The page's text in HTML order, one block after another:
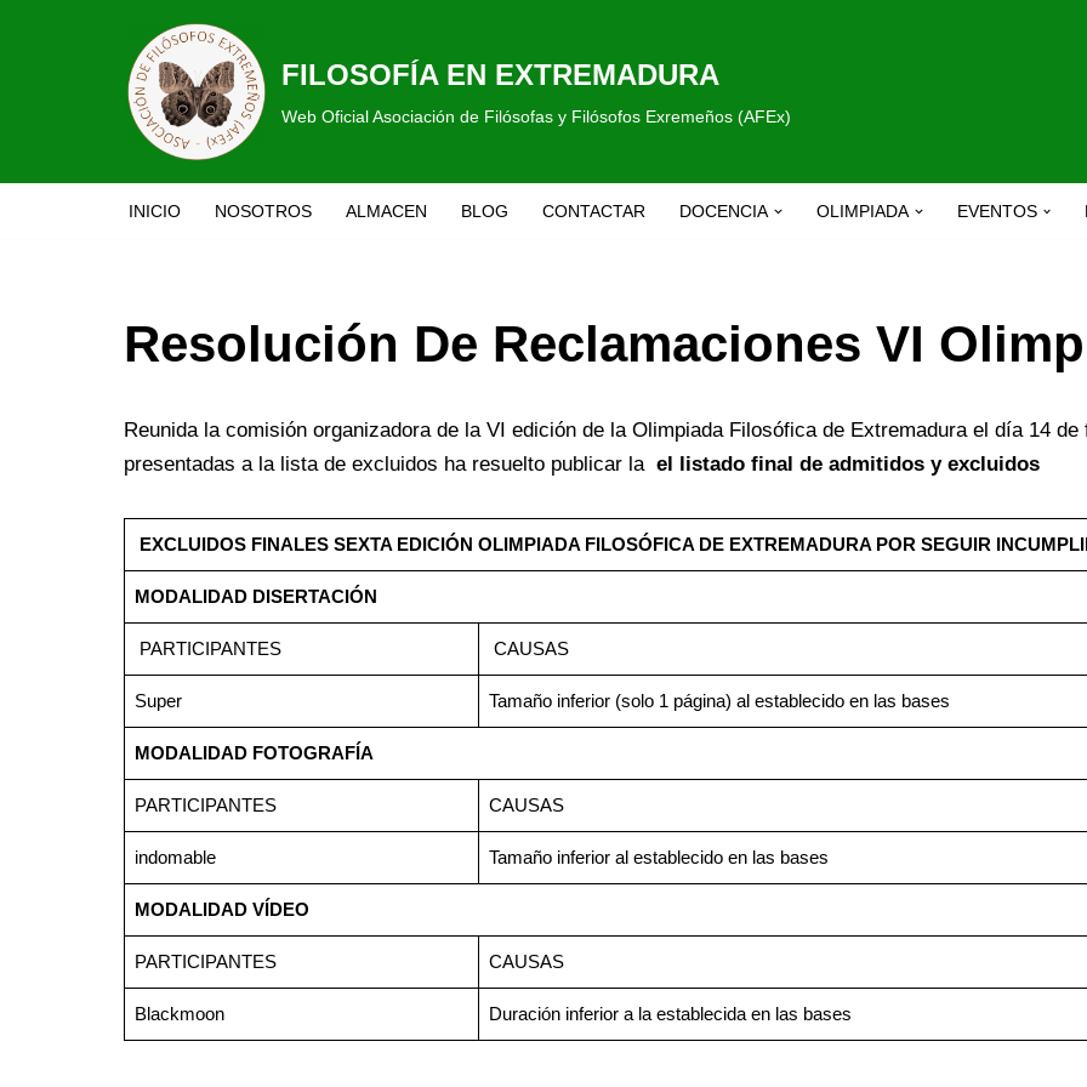
FILOSOFÍA EN EXTREMADURA
Web Oficial Asociación de Filósofas y Filósofos Exremeños (AFEx)
INICIO NOSOTROS ALMACEN BLOG CONTACTAR DOCENCIA OLIMPIADA EVENTOS
Resolución De Reclamaciones VI
Reunida la comisión organizadora de la VI edición de la Olimpiada Filosófica de Extremadura el día 14
presentadas a la lista de excluidos ha resuelto publicar la el listado final de admitidos y excluidos
EXCLUIDOS FINALES SEXTA EDICIÓN OLIMPIADA FILOSÓFICA DE EXTREMADURA POR SEGUIR
MODALIDAD DISERTACIÓN
PARTICIPANTES CAUSAS
Super Tamaño inferior (solo 1 página) al establecido en las bases
MODALIDAD FOTOGRAFÍA
PARTICIPANTES CAUSAS
indomable Tamaño inferior al establecido en las bases
MODALIDAD VÍDEO
PARTICIPANTES CAUSAS
Blackmoon Duración inferior a la establecida en las bases